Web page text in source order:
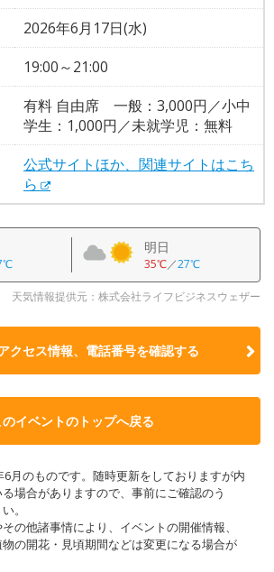
2026年6月17日(水)
19:00～21:00
有料 自由席 一般：3,000円／小中
学生：1,000円／未就学児：無料
公式サイトほか、関連サイトはこち
ら
明日
35℃／27℃
天気情報提供元：株式会社ライフビジネスウェザー
クセス情報、電話番号を確認する
のイベントのトップへ戻る
月のものです。随時更新をしておりますが内
場合がありますので、事前にご確認のう
。
の他諸事情により、イベントの開催情報、
の開花・見頃期間などは変更になる場合が